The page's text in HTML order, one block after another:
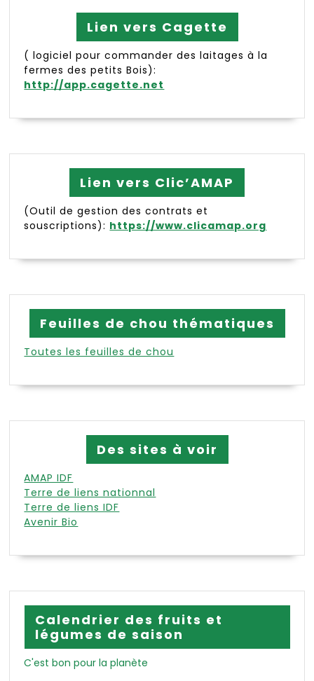
Lien vers Cagette
( logiciel pour commander des laitages à la
fermes des petits Bois):
http://app.cagette.net
Lien vers Clic’AMAP
(Outil de gestion des contrats et
souscriptions): https://www.clicamap.org
Feuilles de chou thématiques
Toutes les feuilles de chou
Des sites à voir
AMAP IDF
Terre de liens nationnal
Terre de liens IDF
Avenir Bio
Calendrier des fruits et
légumes de saison
C'est bon pour la planète